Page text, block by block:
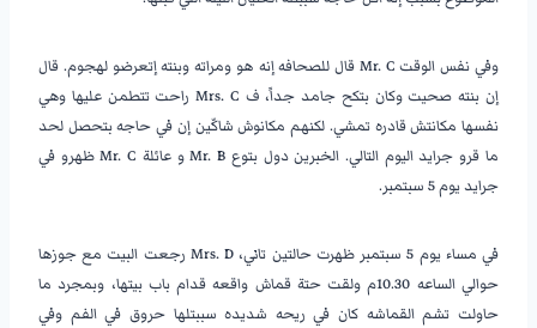
وفي نفس الوقت Mr. C قال للصحافه إنه هو ومراته وبنته إتعرضو لهجوم. قال
إن بنته صحيت وكان بتكح جامد جداً، ف Mrs. C راحت تتطمن عليها وهي
نفسها مكانتش قادره تمشي. لكنهم مكانوش شاكّين إن في حاجه بتحصل لحد
ما قرو جرايد اليوم التالي. الخبرين دول بتوع Mr. B و عائلة Mr. C ظهرو في
جرايد يوم 5 سبتمبر.
في مساء يوم 5 سبتمبر ظهرت حالتين تاني، Mrs. D رجعت البيت مع جوزها
حوالي الساعه 10.30م ولقت حتة قماش واقعه قدام باب بيتها، وبمجرد ما
حاولت تشم القماشه كان في ريحه شديده سببتلها حروق في الفم وفي